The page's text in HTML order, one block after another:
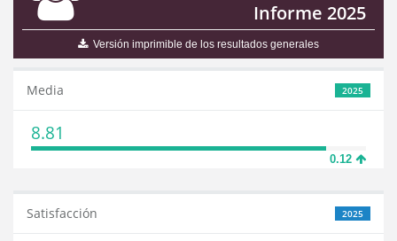
Informe 2025
Versión imprimible de los resultados generales
2025
Media
8.81
0.12
2025
Satisfacción